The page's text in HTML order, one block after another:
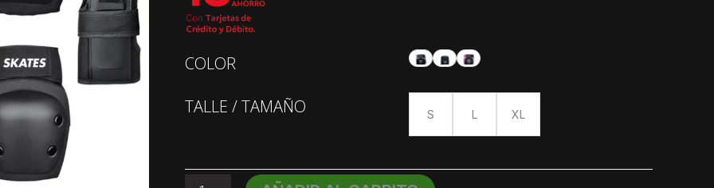
COLOR
TALLE / TAMAÑO
S L XL
Set
KOFFEE
SKATES